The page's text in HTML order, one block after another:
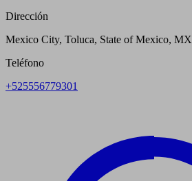
Dirección
Mexico City, Toluca, State of Mexico, MX
Teléfono
+525556779301